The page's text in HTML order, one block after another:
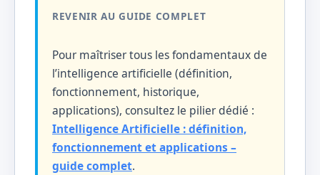
REVENIR AU GUIDE COMPLET
Pour maîtriser tous les fondamentaux de
l’intelligence artificielle (définition,
fonctionnement, historique,
applications), consultez le pilier dédié :
Intelligence Artificielle : définition,
fonctionnement et applications –
guide complet.